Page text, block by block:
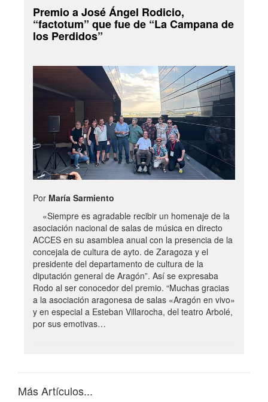
Premio a José Ángel Rodicio,
“factotum” que fue de “La Campana de
los Perdidos”
Por María Sarmiento
«Siempre es agradable recibir un homenaje de la
asociación nacional de salas de música en directo
ACCES en su asamblea anual con la presencia de la
concejala de cultura de ayto. de Zaragoza y el
presidente del departamento de cultura de la
diputación general de Aragón”. Así se expresaba
Rodo al ser conocedor del premio. “Muchas gracias
a la asociación aragonesa de salas «Aragón en vivo»
y en especial a Esteban Villarocha, del teatro Arbolé,
por sus emotivas…
Más Artículos...